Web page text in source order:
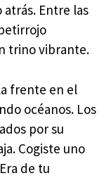
atrás. Entre las
trino vibrante.
frente en el
océanos. Los
por su
Cogiste uno
de tu